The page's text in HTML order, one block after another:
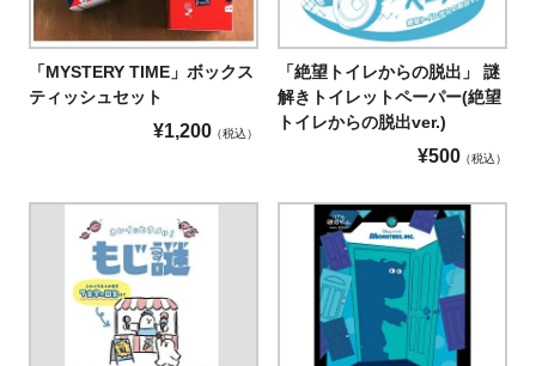
「MYSTERY TIME」ボックス
ティッシュセット
¥1,200 税込
「絶望トイレからの脱出」
謎
解きトイレットペーパー(絶望
トイレからの脱出ver.)
¥500 税込